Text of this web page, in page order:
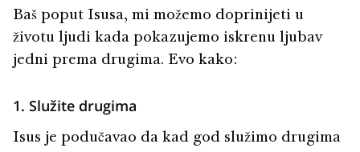
Baš poput Isusa, mi možemo doprinijeti u
životu ljudi kada pokazujemo iskrenu ljubav
jedni prema drugima. Evo kako:
1. Služite drugima
Isus je podučavao da kad god služimo drugima